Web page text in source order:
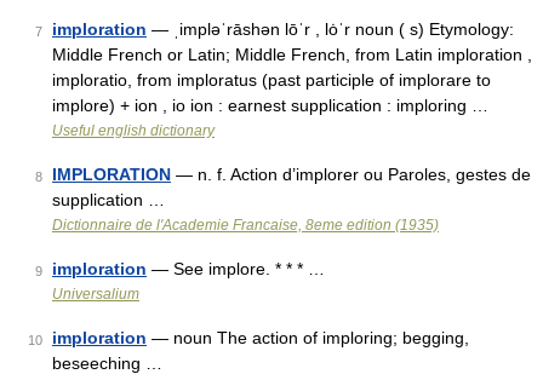
7 imploration — ˌimpləˈrāshən lōˈr , lȯˈr noun ( s) Etymology:
Middle French or Latin; Middle French, from Latin imploration ,
imploratio, from imploratus (past participle of implorare to
implore) + ion , io ion : earnest supplication : imploring …
Useful english dictionary
8 IMPLORATION — n. f. Action d’implorer ou Paroles, gestes de
supplication …
Dictionnaire de l'Academie Francaise, 8eme edition (1935)
9 imploration — See implore. * * * …
Universalium
10 imploration — noun The action of imploring; begging,
beseeching …